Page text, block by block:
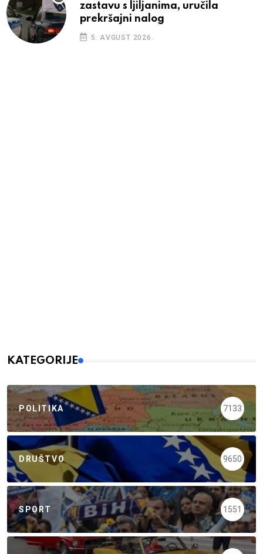
zastavu s ljiljanima, uručila
prekršajni nalog
5. AVGUST 2026.
KATEGORIJE
POLITIKA 7133
DRUŠTVO 9650
SPORT 1551